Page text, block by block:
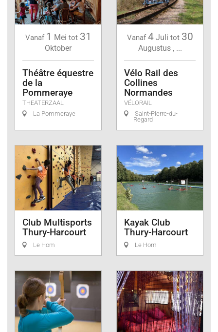
Vanaf 1 Mei tot 31
Oktober
Théâtre équestre
de la
Pommeraye
THEATERZAAL
La Pommeraye
Vanaf 4 Juli tot 30
Augustus, ...
Vélo Rail des
Collines
Normandes
VÉLORAIL
Saint-Pierre-du-
Regard
Club Multisports
Thury-Harcourt
Le Hom
Kayak Club
Thury-Harcourt
Le Hom